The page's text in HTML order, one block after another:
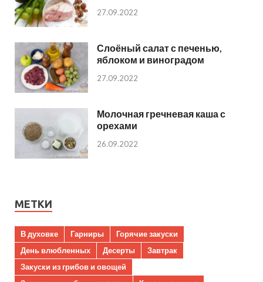
27.09.2022
Слоёный салат с печенью,
яблоком и виноградом
27.09.2022
Молочная гречневая каша с
орехами
26.09.2022
МЕТКИ
В духовке Гарниры
Горячие закуски
День влюбленных
Десерты
Завтрак
Закуски из грибов и овощей